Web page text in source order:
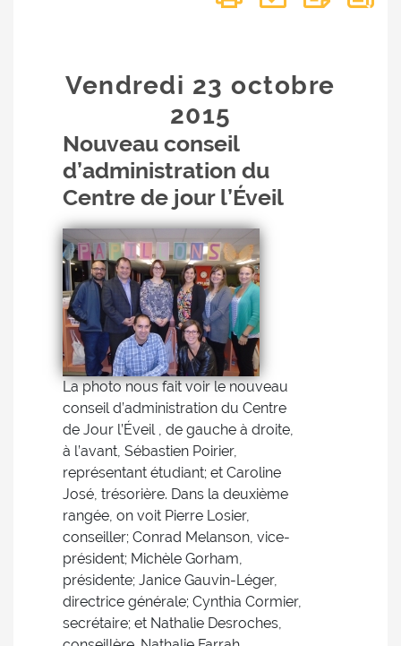
Vendredi 23octobre
2015
Nouveau conseil
d’administration du
Centre de jour l’Éveil
La photo nous fait voir le nouveau
conseil d’administration du Centre
de Jour l’Éveil , de gauche à droite,
à l’avant, Sébastien Poirier,
représentant étudiant; et Caroline
José, trésorière. Dans la deuxième
rangée, on voit Pierre Losier,
conseiller; Conrad Melanson, vice-
président; Michèle Gorham,
présidente; Janice Gauvin-Léger,
directrice générale; Cynthia Cormier,
secrétaire; et Nathalie Desroches,